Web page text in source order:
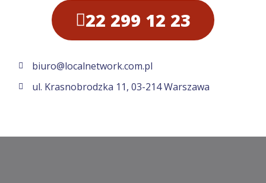
22 299 12 23
biuro@localnetwork.com.pl
ul. Krasnobrodzka 11, 03-214 Warszawa